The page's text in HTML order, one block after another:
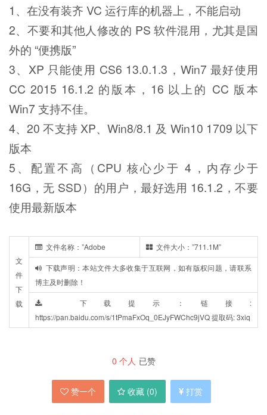
1、在没有装齐 VC 运行库的机器上，不能启动
2、不要和其他人修改的 PS 软件混用，尤其是国
外的 “便携版”
3、XP 只能使用 CS6 13.0.1.3，Win7 最好使用
CC 2015 16.1.2 的版本，16 以上的 CC 版本
Win7 支持不佳。
4、20 不支持 XP、Win8/8.1 及 Win10 1709 以下
版本
5、配置不高（CPU 核心少于 4，内存少于
16G，无 SSD）的用户，最好选用 16.1.2，不要
使用最新版本
文
件
下
载
文件名称：”Adobe 文件大小：”711.1M”
下载声明：本站文件大多收集于互联网，如有版权问题，请联系
博主及时删除！
下载提示：链接:
https://pan.baidu.com/s/1tPmaFxOq_0EJyFWChc9jVQ 提取码: 3xiq
0 个人 已赞
赞一个 收藏 (0) 打赏